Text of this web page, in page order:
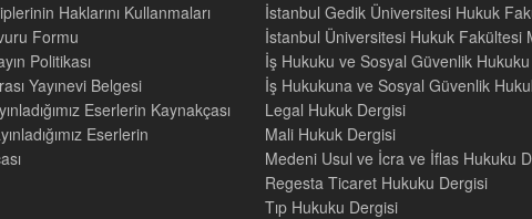
Haklarını Kullanmaları
Formu
Politikası
Yayınevi Belgesi
Eserlerin Kaynakçası
Eserlerin
İstanbul Gedik Üniversitesi Hukuk
İstanbul Üniversitesi Hukuk Fakültesi
İş Hukuku ve Sosyal Güvenlik
İş Hukukuna ve Sosyal Güvenlik
Legal Hukuk Dergisi
Mali Hukuk Dergisi
Medeni Usul ve İcra ve İflas Hukuku
Regesta Ticaret Hukuku Dergisi
Tıp Hukuku Dergisi